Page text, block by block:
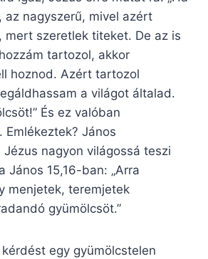
az nagyszerű, mivel azért
mert szeretlek titeket. De az is
tartozol, akkor
hoznod. Azért tartozol
a világot általad.
És ez valóban
Emlékeztek? János
nagyon világossá teszi
János 15,16-ban: „Arra
menjetek, teremjetek
gyümölcsöt.”
egy gyümölcstelen